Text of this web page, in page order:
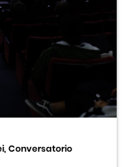
Conversatorio